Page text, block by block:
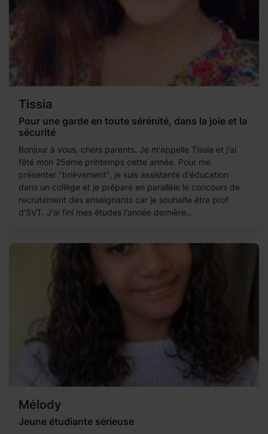
Tissia
Pour une garde en toute sérénité, dans la joie et la
sécurité
Bonjour à vous, chers parents. Je m'appelle Tissia et j'ai
fêté mon 25eme printemps cette année. Pour me
présenter "brièvement", je suis assistante d'éducation
dans un collège et je prépare en parallèle le concours de
recrutement des enseignants car je souhaite être prof
d'SVT. J'ai fini mes études l'année dernière...
Mélody
Jeune étudiante sérieuse